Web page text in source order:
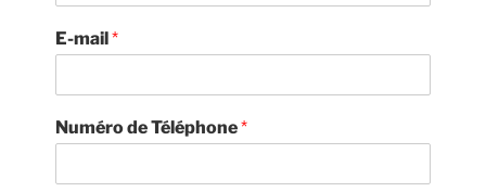
E-mail*
Numéro de Téléphone*